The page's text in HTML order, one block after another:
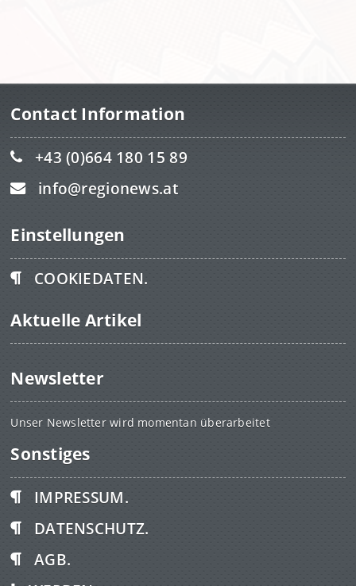
Contact Information
+43 (0)664 180 15 89
info@regionews.at
Einstellungen
COOKIEDATEN.
Aktuelle Artikel
Newsletter
Unser Newsletter wird momentan überarbeitet
Sonstiges
IMPRESSUM.
DATENSCHUTZ.
AGB.